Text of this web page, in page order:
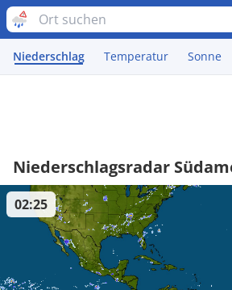
Niederschlag Temperatur Sonne
Niederschlagsradar
02:25